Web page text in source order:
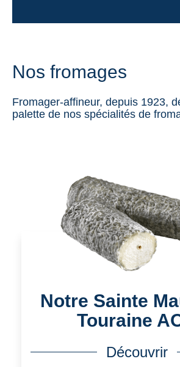
Nos fromages
Fromager-affineur, depuis 1923,
palette de nos spécialités de
Notre Sainte
Touraine
Découvrir